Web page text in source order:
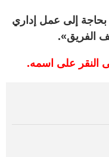
بحاجة إلى عمل إداري
الفريق».
النقر على اسمه.